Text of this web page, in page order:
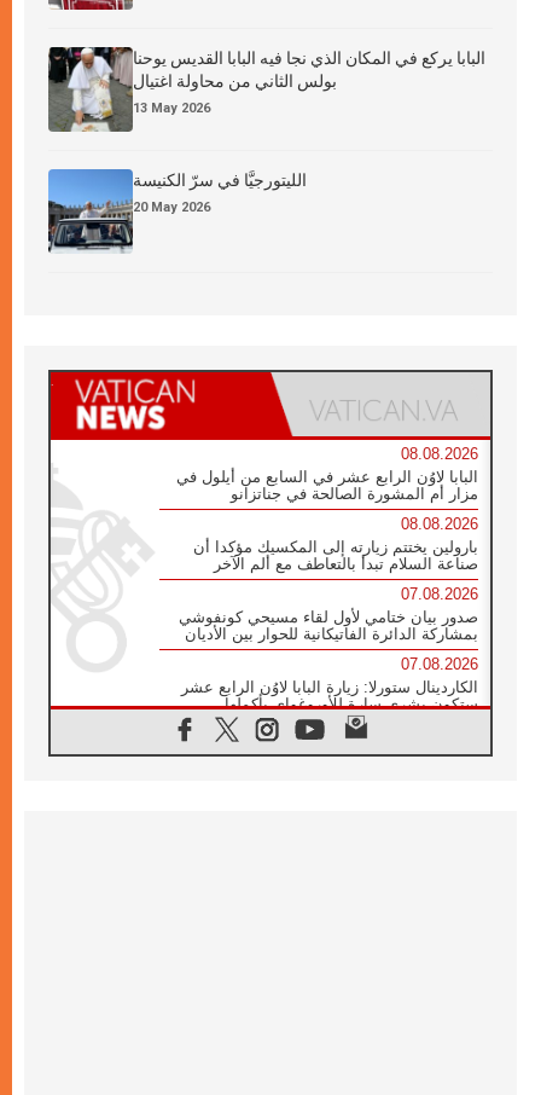
البابا يركع في المكان الذي نجا فيه البابا القديس يوحنا
بولس الثاني من محاولة اغتيال
13 May 2026
الليتورجيَّا في سرّ الكنيسة
20 May 2026
08.08.2026
البابا لاوُن الرابع عشر في السابع من أيلول في
مزار أم المشورة الصالحة في جناتزانو
08.08.2026
بارولين يختتم زيارته إلى المكسيك مؤكدا أن
صناعة السلام تبدأ بالتعاطف مع ألم الآخر
07.08.2026
صدور بيان ختامي لأول لقاء مسيحي كونفوشي
بمشاركة الدائرة الفاتيكانية للحوار بين الأديان
07.08.2026
الكاردينال ستورلا: زيارة البابا لاوُن الرابع عشر
ستكون بشرى سارة للأوروغواي بأكملها
الفاتيكان يعلن برنامج الزيارة الرسولية للبابا لاوُن